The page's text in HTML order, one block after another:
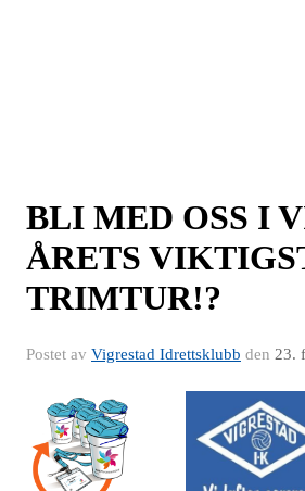
BLI MED OSS I
ÅRETS
TRIMTUR!?
Postet av Vigrestad Idrettsklubb den 23.